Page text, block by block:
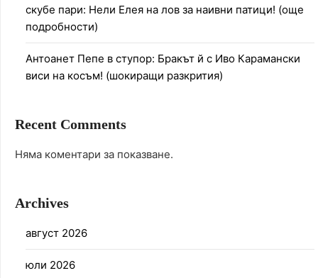
скубе пари: Нели Елея на лов за наивни патици! (още
подробности)
Антоанет Пепе в ступор: Бракът й с Иво Карамански
виси на косъм! (шокиращи разкрития)
Recent Comments
Няма коментари за показване.
Archives
август 2026
юли 2026